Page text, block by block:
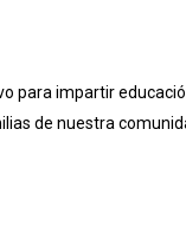
para impartir
de nuestra